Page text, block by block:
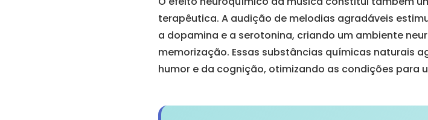
terapêutica. A audição de melodias agradáveis
a dopamina e a serotonina, criando um ambiente
memorização. Essas substâncias químicas naturais
humor e da cognição, otimizando as condições para